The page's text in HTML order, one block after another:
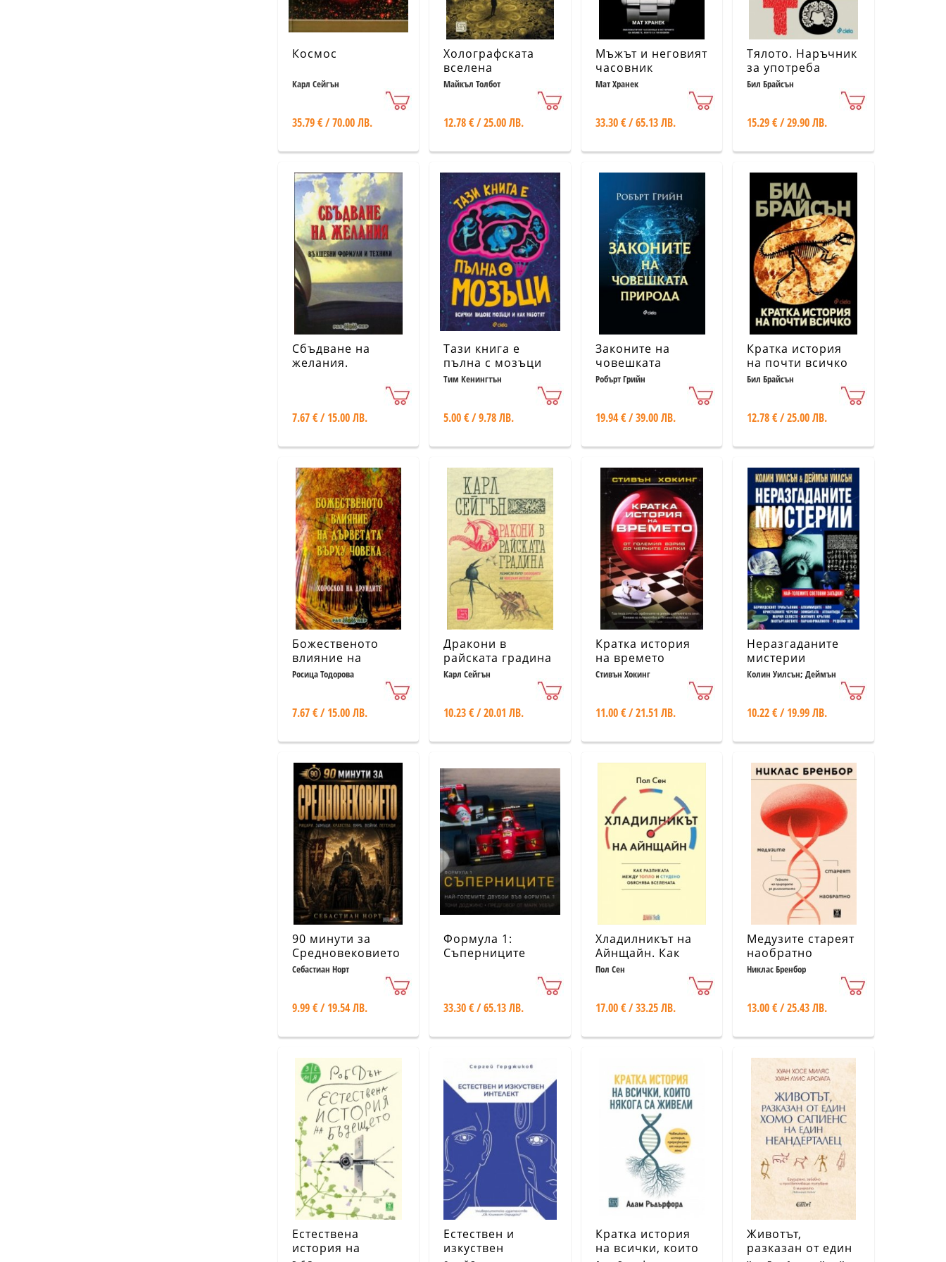
Космос
Карл Сейгън
35.79 € / 70.00 ЛВ.
Холографската
вселена
Майкъл Толбот
12.78 € / 25.00 ЛВ.
Мъжът и неговият
часовник
Мат Хранек
33.30 € / 65.13 ЛВ.
Тялото. Наръчник
за употреба
Бил Брайсън
15.29 € / 29.90 ЛВ.
Сбъдване на
желания.
7.67 € / 15.00 ЛВ.
Тази книга е
пълна с мозъци
Тим Кенингтън
5.00 € / 9.78 ЛВ.
Законите на
човешката
природа
Робърт Грийн
19.94 € / 39.00 ЛВ.
Кратка история
на почти всичко
Бил Брайсън
12.78 € / 25.00 ЛВ.
Божественото
влияние на
дърветата върху
човека. Хороскоп
Росица Тодорова
7.67 € / 15.00 ЛВ.
Дракони в
райската градина
(твърда корица)
Карл Сейгън
10.23 € / 20.01 ЛВ.
Кратка история
на времето
Стивън Хокинг
11.00 € / 21.51 ЛВ.
Неразгаданите
мистерии
Колин Уилсън; Деймън
10.22 € / 19.99 ЛВ.
90 минути за
Средновековието
Себастиан Норт
9.99 € / 19.54 ЛВ.
Формула 1:
Съперниците
33.30 € / 65.13 ЛВ.
Хладилникът на
Айнщайн. Как
разликата между
топло и студено
Вселената
Пол Сен
17.00 € / 33.25 ЛВ.
Медузите стареят
наобратно
Никлас Бренбор
13.00 € / 25.43 ЛВ.
Естествена
история на
Естествен и
изкуствен
Кратка история
на всички, които
Животът,
разказан от един